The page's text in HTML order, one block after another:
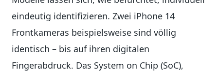
eindeutig identifizieren. Zwei iPhone 14
Frontkameras beispielsweise sind völlig
identisch – bis auf ihren digitalen
Fingerabdruck. Das System on Chip (SoC),